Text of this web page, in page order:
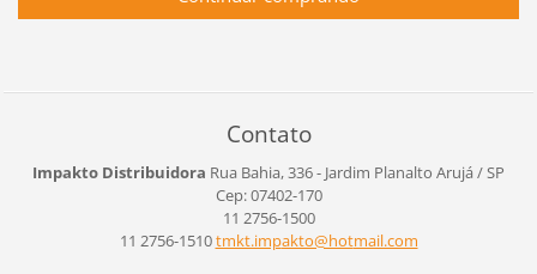
Contato
Impakto Distribuidora Rua Bahia, 336 - Jardim Planalto Arujá / SP
Cep: 07402-170
11 2756-1500
11 2756-1510tmkt.impakto@hotmail.com